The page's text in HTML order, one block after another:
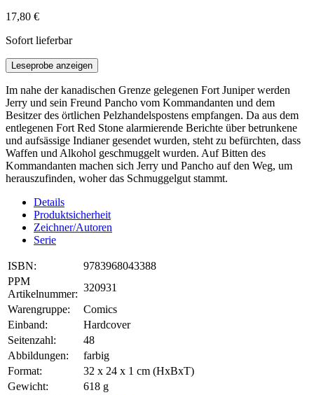
17,80 €
Sofort lieferbar
Leseprobe anzeigen
Im nahe der kanadischen Grenze gelegenen Fort Juniper werden
Jerry und sein Freund Pancho vom Kommandanten und dem
Besitzer des örtlichen Pelzhandelspostens empfangen. Da aus dem
entlegenen Fort Red Stone alarmierende Berichte über betrunkene
und aufsässige Indianer gesendet wurden, steht zu befürchten, dass
Waffen und Alkohol geschmuggelt wurden. Auf Bitten des
Kommandanten machen sich Jerry und Pancho auf den Weg, um
herauszufinden, woher das Schmuggelgut stammt.
Details
Produktsicherheit
Zeichner/Autoren
Serie
ISBN:
9783968043388
PPM
Artikelnummer:
320931
Warengruppe:
Comics
Einband:
Hardcover
Seitenzahl:
48
Abbildungen:
farbig
Format:
32 x 24 x 1 cm (HxBxT)
Gewicht:
618 g